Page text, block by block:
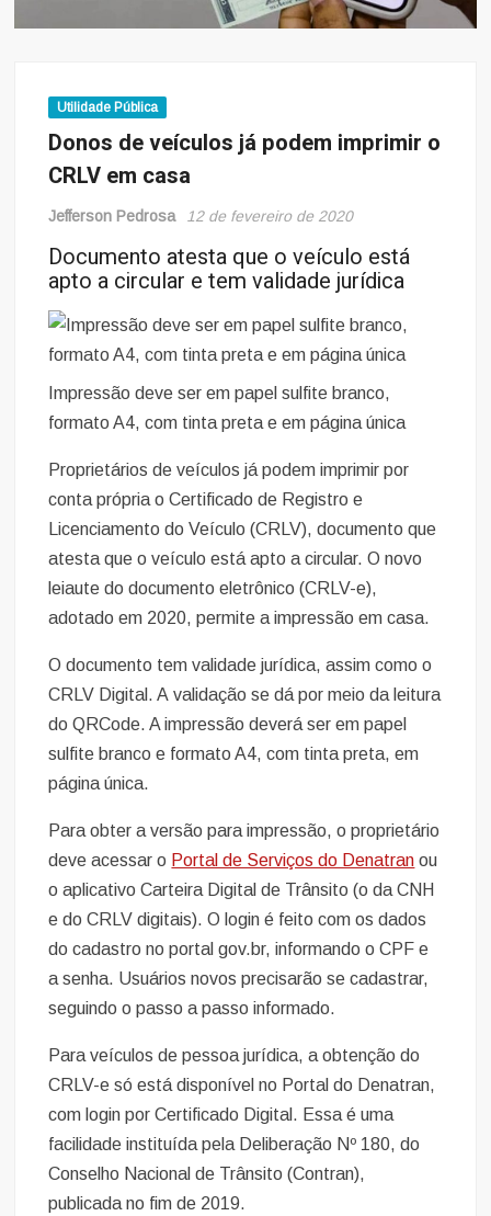
Utilidade Pública
Donos de veículos já podem imprimir o
CRLV em casa
Jefferson Pedrosa 12 de fevereiro de 2020
Documento atesta que o veículo está
apto a circular e tem validade jurídica
Impressão deve ser em papel sulfite branco,
formato A4, com tinta preta e em página única
Proprietários de veículos já podem imprimir por
conta própria o Certificado de Registro e
Licenciamento do Veículo (CRLV), documento que
atesta que o veículo está apto a circular. O novo
leiaute do documento eletrônico (CRLV-e),
adotado em 2020, permite a impressão em casa.
O documento tem validade jurídica, assim como o
CRLV Digital. A validação se dá por meio da leitura
do QRCode. A impressão deverá ser em papel
sulfite branco e formato A4, com tinta preta, em
página única.
Para obter a versão para impressão, o proprietário
deve acessar o Portal de Serviços do Denatran ou
o aplicativo Carteira Digital de Trânsito (o da CNH
e do CRLV digitais). O login é feito com os dados
do cadastro no portal gov.br, informando o CPF e
a senha. Usuários novos precisarão se cadastrar,
seguindo o passo a passo informado.
Para veículos de pessoa jurídica, a obtenção do
CRLV-e só está disponível no Portal do Denatran,
com login por Certificado Digital. Essa é uma
facilidade instituída pela Deliberação Nº 180, do
Conselho Nacional de Trânsito (Contran),
publicada no fim de 2019.